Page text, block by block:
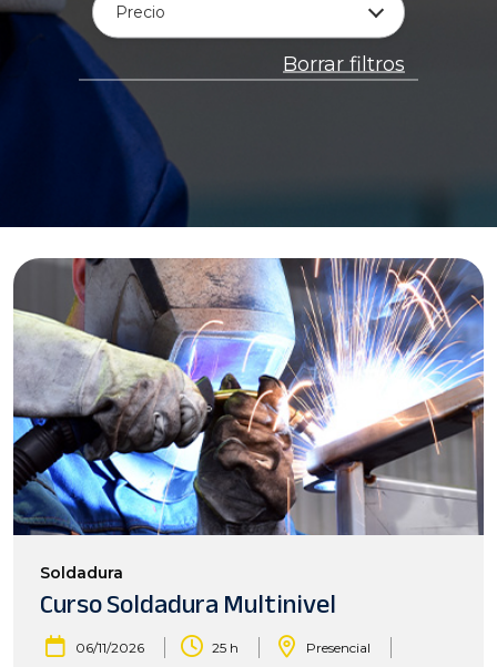
Precio
Borrar filtros
Soldadura
Curso Soldadura Multinivel
06/11/2026 | 25 h | Presencial |